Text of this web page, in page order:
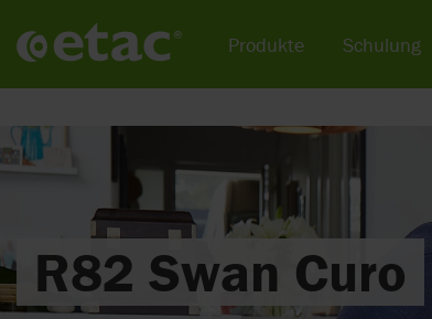
R82 Swan Curo
Produkte Schulung